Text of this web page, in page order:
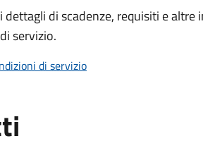
dettagli di scadenze, requisiti e
servizio.
di servizio